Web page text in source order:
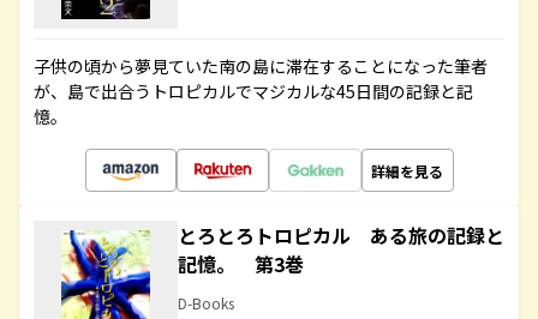
子供の頃から夢見ていた南の島に滞在することになった筆者
が、島で出合うトロピカルでマジカルな45日間の記録と記
憶。
詳細を見る
とろとろトロピカル ある旅の記録と
記憶。 第3巻
D-Books